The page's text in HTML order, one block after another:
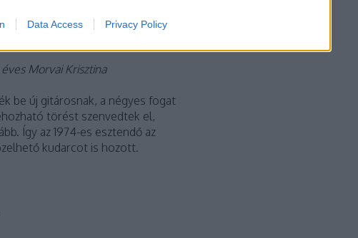
Data Access Privacy Policy
Morvai Krisztina
be új gitárosnak, a négyes fogat
törést szenvedtek el,
Így az 1974-es esztendő az
kudarcot is hozott.